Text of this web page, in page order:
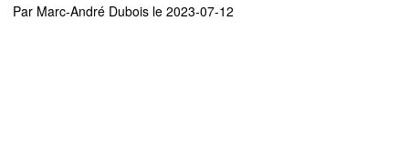
Par Marc-André Dubois le 2023-07-12